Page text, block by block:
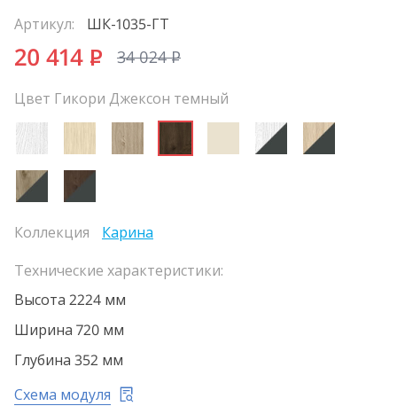
Артикул: ШК-1035-ГТ
20 414 P 34 024P
Цвет Гикори Джексон темный
Коллекция
Карина
Технические характеристики:
Высота 2224 мм
Ширина 720 мм
Глубина 352 мм
Схема модуля